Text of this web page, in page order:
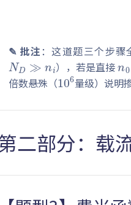
✎ 批注 ：这道题三个步
ND≫ni
），若是直接
n
倍数悬殊（
10
6
量级）说明
二部分：载